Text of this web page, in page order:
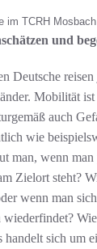
und
Deutsche
Mobilität
auch
wie
man, wenn
Zielort steht?
wenn man
wiederfindet?
handelt sich um